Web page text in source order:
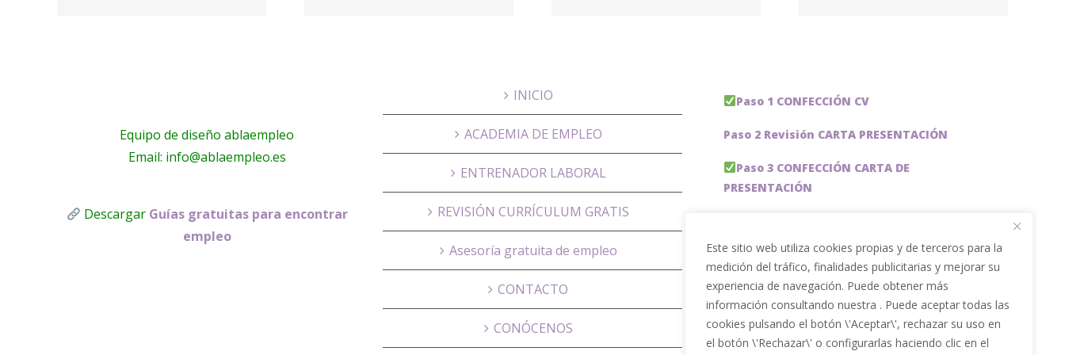
Este sitio web utiliza cookies propias y de terceros para la
medición del tráfico, finalidades publicitarias y mejorar su
experiencia de navegación. Puede obtener más
información consultando nuestra . Puede aceptar todas las
cookies pulsando el botón \'Aceptar\', rechazar su uso en
el botón \'Rechazar\' o configurarlas haciendo clic en el
Equipo de diseño ablaempleo
Email: info@ablaempleo.es
Descargar Guías gratuitas para encontrar
empleo
INICIO
ACADEMIA DE EMPLEO
ENTRENADOR LABORAL
REVISIÓN CURRÍCULUM GRATIS
Asesoría gratuita de empleo
CONTACTO
CONÓCENOS
Paso 1 CONFECCIÓN CV
Paso 2 Revisión CARTA PRESENTACIÓN
Paso 3 CONFECCIÓN CARTA DE
PRESENTACIÓN
Paso 5 OPTIMIZACIÓN PERFIL LINKEDIN
PACKS DE AHORRO
JOBAI, ASISTENTE DE IA PARA BUSCAR EMPLEO